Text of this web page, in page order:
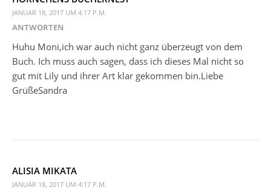
JANUAR 18, 2017 UM 4:17 P.M.
ANTWORTEN
Huhu Moni,ich war auch nicht ganz überzeugt von dem
Buch. Ich muss auch sagen, dass ich dieses Mal nicht so
gut mit Lily und ihrer Art klar gekommen bin.Liebe
GrüßeSandra
ALISIA MIKATA
JANUAR 18, 2017 UM 4:17 P.M.